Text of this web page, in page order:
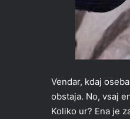
Vendar, kdaj
obstaja. No, vsaj
Koliko ur? Ena je